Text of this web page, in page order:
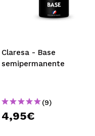
Claresa - Base
semipermanente
(9)
4,95€